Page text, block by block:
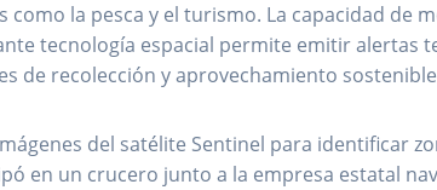
la pesca y el turismo. La capacidad de
tecnología espacial permite emitir alertas
de recolección y aprovechamiento
del satélite Sentinel para identificar
en un crucero junto a la empresa estatal